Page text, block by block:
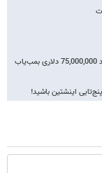
جهان به روایت اعداد: از معجون عشق 60 دلاری تا سود 75,000,000 دلاری بمب‌یاب
اینشتین باشید!